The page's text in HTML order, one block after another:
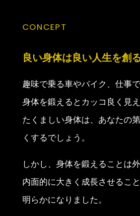
CONCEPT
良い身体は良い人生を創
趣味で乗る車やバイク、仕事
身体を鍛えるとカッコ良く見
たくましい身体は、あなたの
くするでしょう。
しかし、身体を鍛えることは
内面的に大きく成長させるこ
明らかになりました。